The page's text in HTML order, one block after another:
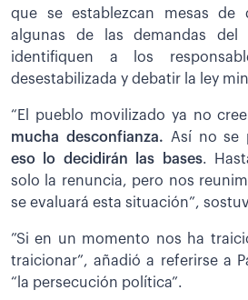
que se establezcan mesas de
algunas de las demandas
identifiquen a los
desestabilizada y debatir la ley
“El pueblo movilizado ya no
mucha desconfianza. Así no se
eso lo decidirán las bases.
solo la renuncia, pero nos
se evaluará esta situación”,
”Si en un momento nos ha
traicionar”, añadió a referirse a
“la persecución política”.